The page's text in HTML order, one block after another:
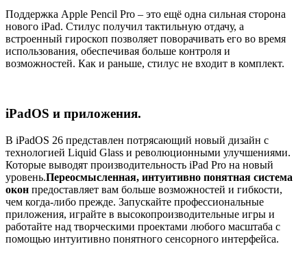
Поддержка Apple Pencil Pro – это ещё одна сильная сторона
нового iPad. Стилус получил тактильную отдачу, а
встроенный гироскоп позволяет поворачивать его во время
использования, обеспечивая больше контроля и
возможностей. Как и раньше, стилус не входит в комплект.
iPadOS и приложения.
В iPadOS 26 представлен потрясающий новый дизайн с
технологией Liquid Glass и революционными улучшениями.
Которые выводят производительность iPad Pro на новый
уровень.Переосмысленная, интуитивно понятная система
окон предоставляет вам больше возможностей и гибкости,
чем когда-либо прежде. Запускайте профессиональные
приложения, играйте в высокопроизводительные игры и
работайте над творческими проектами любого масштаба с
помощью интуитивно понятного сенсорного интерфейса.